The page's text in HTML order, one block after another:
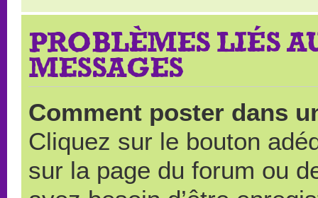
PROBLÈMES LIÉS
MESSAGES
Comment poster dans
Cliquez sur le bouton
sur la page du forum ou